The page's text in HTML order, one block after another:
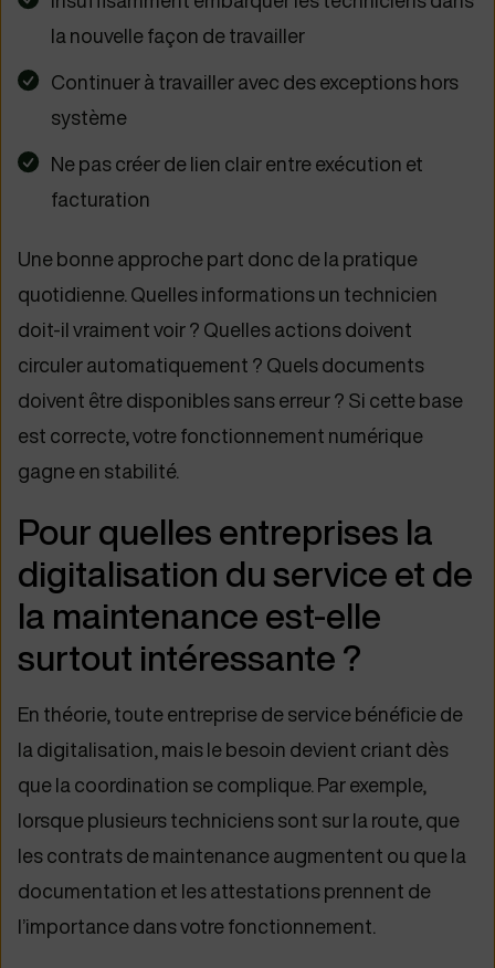
la nouvelle façon de travailler
Continuer à travailler avec des exceptions hors
système
Ne pas créer de lien clair entre exécution et
facturation
Une bonne approche part donc de la pratique
quotidienne. Quelles informations un technicien
doit-il vraiment voir ? Quelles actions doivent
circuler automatiquement ? Quels documents
doivent être disponibles sans erreur ? Si cette base
est correcte, votre fonctionnement numérique
gagne en stabilité.
Pour quelles entreprises la
digitalisation du service et de
la maintenance est-elle
surtout intéressante ?
En théorie, toute entreprise de service bénéficie de
la digitalisation, mais le besoin devient criant dès
que la coordination se complique. Par exemple,
lorsque plusieurs techniciens sont sur la route, que
les contrats de maintenance augmentent ou que la
documentation et les attestations prennent de
l’importance dans votre fonctionnement.